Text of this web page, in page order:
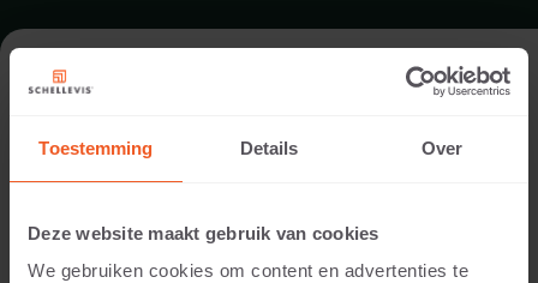
Toestemming Details Over
Deze website maakt gebruik van cookies
We gebruiken cookies om content en advertenties te
FORMAAT - BETONBIELS 100X20
ASSORTIMENT STAPELELEMENTEN